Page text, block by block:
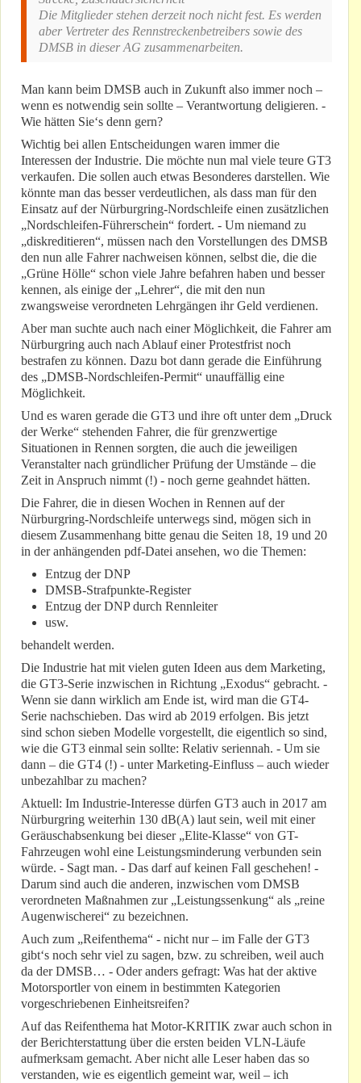
Die Mitglieder stehen derzeit noch nicht fest. Es werden
aber Vertreter des Rennstreckenbetreibers sowie des
DMSB in dieser AG zusammenarbeiten.
Man kann beim DMSB auch in Zukunft also immer noch –
wenn es notwendig sein sollte – Verantwortung deligieren. -
Wie hätten Sie‘s denn gern?
Wichtig bei allen Entscheidungen waren immer die
Interessen der Industrie. Die möchte nun mal viele teure GT3
verkaufen. Die sollen auch etwas Besonderes darstellen. Wie
könnte man das besser verdeutlichen, als dass man für den
Einsatz auf der Nürburgring-Nordschleife einen zusätzlichen
„Nordschleifen-Führerschein“ fordert. - Um niemand zu
„diskreditieren“, müssen nach den Vorstellungen des DMSB
den nun alle Fahrer nachweisen können, selbst die, die die
„Grüne Hölle“ schon viele Jahre befahren haben und besser
kennen, als einige der „Lehrer“, die mit den nun
zwangsweise verordneten Lehrgängen ihr Geld verdienen.
Aber man suchte auch nach einer Möglichkeit, die Fahrer am
Nürburgring auch nach Ablauf einer Protestfrist noch
bestrafen zu können. Dazu bot dann gerade die Einführung
des „DMSB-Nordschleifen-Permit“ unauffällig eine
Möglichkeit.
Und es waren gerade die GT3 und ihre oft unter dem „Druck
der Werke“ stehenden Fahrer, die für grenzwertige
Situationen in Rennen sorgten, die auch die jeweiligen
Veranstalter nach gründlicher Prüfung der Umstände – die
Zeit in Anspruch nimmt (!) - noch gerne geahndet hätten.
Die Fahrer, die in diesen Wochen in Rennen auf der
Nürburgring-Nordschleife unterwegs sind, mögen sich in
diesem Zusammenhang bitte genau die Seiten 18, 19 und 20
in der anhängenden pdf-Datei ansehen, wo die Themen:
Entzug der DNP
DMSB-Strafpunkte-Register
Entzug der DNP durch Rennleiter
usw.
behandelt werden.
Die Industrie hat mit vielen guten Ideen aus dem Marketing,
die GT3-Serie inzwischen in Richtung „Exodus“ gebracht. -
Wenn sie dann wirklich am Ende ist, wird man die GT4-
Serie nachschieben. Das wird ab 2019 erfolgen. Bis jetzt
sind schon sieben Modelle vorgestellt, die eigentlich so sind,
wie die GT3 einmal sein sollte: Relativ seriennah. - Um sie
dann – die GT4 (!) - unter Marketing-Einfluss – auch wieder
unbezahlbar zu machen?
Aktuell: Im Industrie-Interesse dürfen GT3 auch in 2017 am
Nürburgring weiterhin 130 dB(A) laut sein, weil mit einer
Geräuschabsenkung bei dieser „Elite-Klasse“ von GT-
Fahrzeugen wohl eine Leistungsminderung verbunden sein
würde. - Sagt man. - Das darf auf keinen Fall geschehen! -
Darum sind auch die anderen, inzwischen vom DMSB
verordneten Maßnahmen zur „Leistungssenkung“ als „reine
Augenwischerei“ zu bezeichnen.
Auch zum „Reifenthema“ - nicht nur – im Falle der GT3
gibt‘s noch sehr viel zu sagen, bzw. zu schreiben, weil auch
da der DMSB… - Oder anders gefragt: Was hat der aktive
Motorsportler von einem in bestimmten Kategorien
vorgeschriebenen Einheitsreifen?
Auf das Reifenthema hat Motor-KRITIK zwar auch schon in
der Berichterstattung über die ersten beiden VLN-Läufe
aufmerksam gemacht. Aber nicht alle Leser haben das so
verstanden, wie es eigentlich gemeint war, weil – ich